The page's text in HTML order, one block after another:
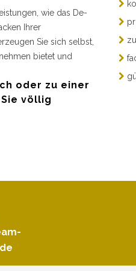
wie das De-
Ihrer
Sie sich selbst,
bietet und
oder zu einer
völlig